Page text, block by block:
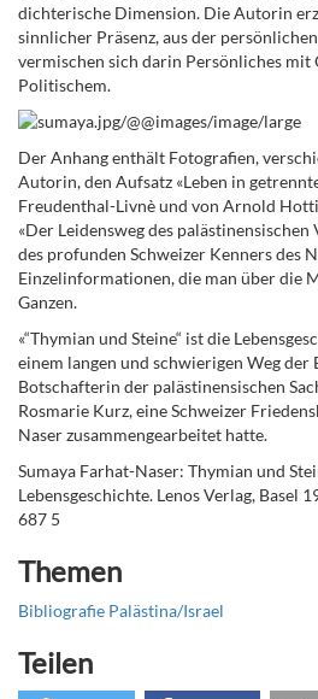
dichterische Dimension. Die Autorin
sinnlicher Präsenz, aus der
vermischen sich darin Persönliches
Politischem.
Der Anhang enthält Fotografien,
Autorin, den Aufsatz «Leben in
Freudenthal-Livnè und von Arnold
«Der Leidensweg des palästinensischen
des profunden Schweizer Kenners des
Einzelinformationen, die man über die
Ganzen.
«“Thymian und Steine“ ist die
einem langen und schwierigen Weg der
Botschafterin der palästinensischen
Rosmarie Kurz, eine Schweizer
Naser zusammengearbeitet hatte.
Sumaya Farhat-Naser: Thymian und
Lebensgeschichte. Lenos Verlag, Basel
687 5
Themen
Bibliografie Palästina/Israel
Teilen